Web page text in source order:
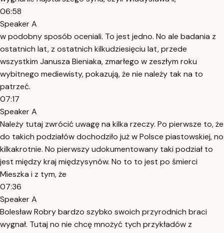
06:58
Speaker A
w podobny sposób oceniali. To jest jedno. No ale badania z
ostatnich lat, z ostatnich kilkudziesięciu lat, przede
wszystkim Janusza Bieniaka, zmarłego w zeszłym roku
wybitnego mediewisty, pokazują, że nie należy tak na to
patrzeć.
07:17
Speaker A
Należy tutaj zwrócić uwagę na kilka rzeczy. Po pierwsze to, że
do takich podziałów dochodziło już w Polsce piastowskiej, no
kilkakrotnie. No pierwszy udokumentowany taki podział to
jest między kraj międzysynów. No to to jest po śmierci
Mieszka i z tym, że
07:36
Speaker A
Bolesław Robry bardzo szybko swoich przyrodnich braci
wygnał. Tutaj no nie chcę mnożyć tych przykładów z